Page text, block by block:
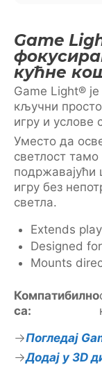
Game
кућне
Game Light®
кључни
игру и услове
Уместо да
светлост тамо
подржавајући
игру без
светла.
Extends
Designed
Mounts
Компатибилно
са:
Погледај
Додај у 3D